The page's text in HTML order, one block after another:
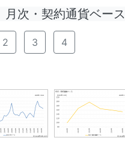
月次・契約通貨ベース
2 3 4